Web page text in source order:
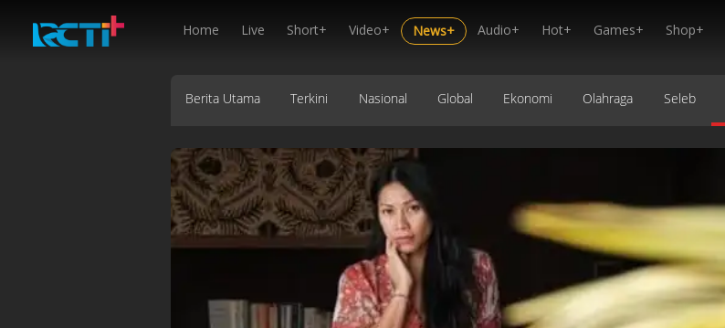
Home Live Short+ Video+ News+ Audio+ Hot+ Games+ Shop+
Berita Utama Terkini Nasional Global Ekonomi Olahraga Seleb